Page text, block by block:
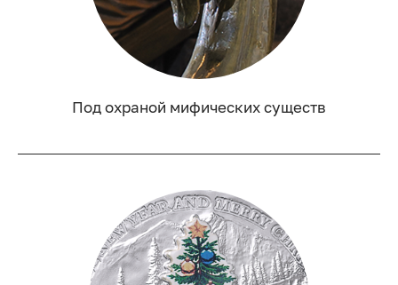
Под охраной мифических существ